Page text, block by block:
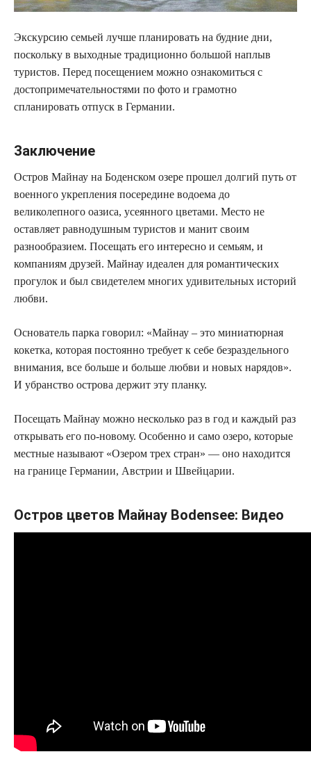
Экскурсию семьей лучше планировать на будние дни,
поскольку в выходные традиционно большой наплыв
туристов. Перед посещением можно ознакомиться с
достопримечательностями по фото и грамотно
спланировать отпуск в Германии.
Заключение
Остров Майнау на Боденском озере прошел долгий путь от
военного укрепления посередине водоема до
великолепного оазиса, усеянного цветами. Место не
оставляет равнодушным туристов и манит своим
разнообразием. Посещать его интересно и семьям, и
компаниям друзей. Майнау идеален для романтических
прогулок и был свидетелем многих удивительных историй
любви.
Основатель парка говорил: «Майнау – это миниатюрная
кокетка, которая постоянно требует к себе безраздельного
внимания, все больше и больше любви и новых нарядов».
И убранство острова держит эту планку.
Посещать Майнау можно несколько раз в год и каждый раз
открывать его по-новому. Особенно и само озеро, которые
местные называют «Озером трех стран» — оно находится
на границе Германии, Австрии и Швейцарии.
Остров цветов Майнау Bodensee: Видео